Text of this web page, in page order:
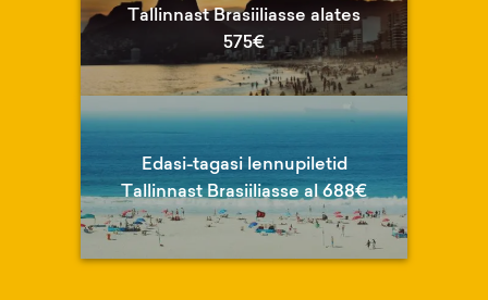
Tallinnast Brasiiliasse alates
575€
Edasi-tagasi lennupiletid
Tallinnast Brasiiliasse al 688€